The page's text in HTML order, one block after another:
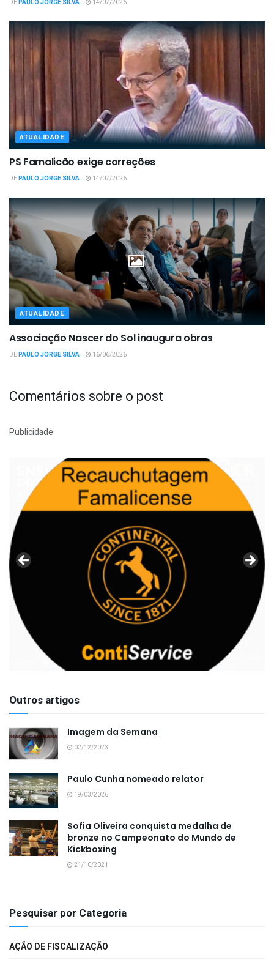
DEPAULO JORGE SILVA 14/07/2026
ATUALIDADE
PS Famalicão exige correções
DEPAULO JORGE SILVA 14/07/2026
ATUALIDADE
Associação Nascer do Sol inaugura obras
DEPAULO JORGE SILVA 16/06/2026
Comentários sobre o post
Publicidade
Outros artigos
Imagem da Semana
02/12/2023
Paulo Cunha nomeado relator
19/03/2026
Sofia Oliveira conquista medalha de
bronze no Campeonato do Mundo de
Kickboxing
21/10/2021
Pesquisar por Categoria
AÇÃO DE FISCALIZAÇÃO